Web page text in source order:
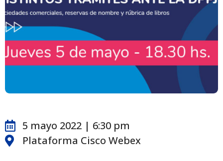
5 mayo 2022 | 6:30 pm
Plataforma Cisco Webex